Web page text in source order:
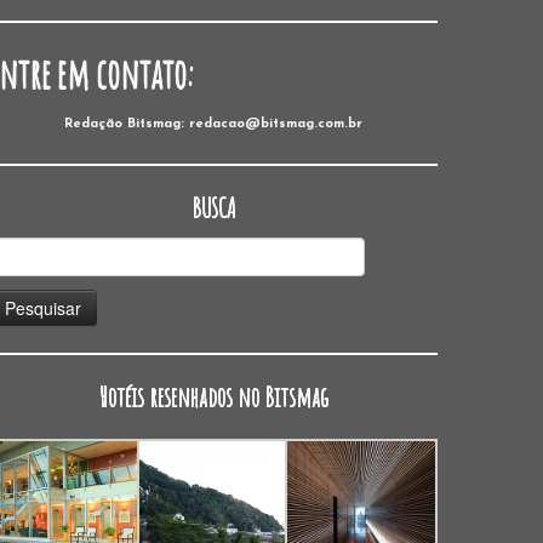
em contato:
Redação Bitsmag: redacao@bitsmag.com.br
BUSCA
Hotéis resenhados no Bitsmag